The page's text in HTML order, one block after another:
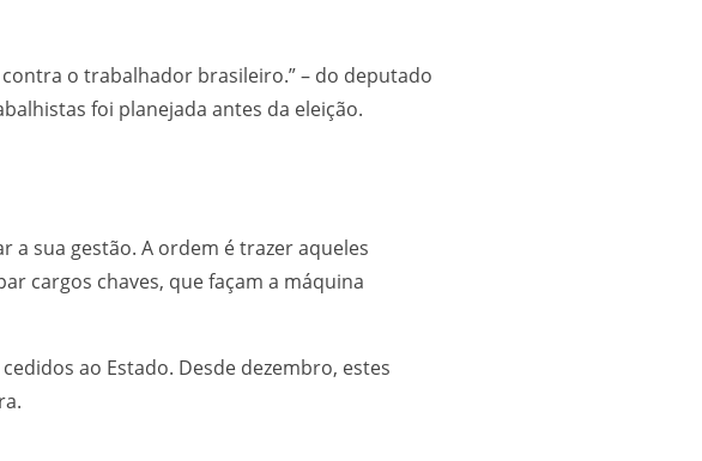
o trabalhador brasileiro.” – do deputado
foi planejada antes da eleição.
a sua gestão. A ordem é trazer aqueles
cargos chaves, que façam a máquina
ao Estado. Desde dezembro, estes